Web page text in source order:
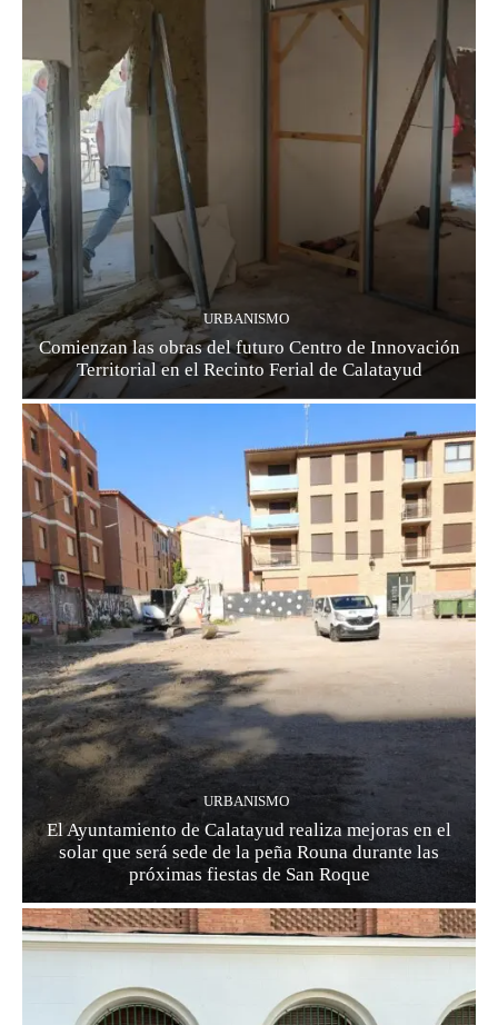
URBANISMO
Comienzan las obras del futuro Centro de Innovación
Territorial en el Recinto Ferial de Calatayud
URBANISMO
El Ayuntamiento de Calatayud realiza mejoras en el
solar que será sede de la peña Rouna durante las
próximas fiestas de San Roque